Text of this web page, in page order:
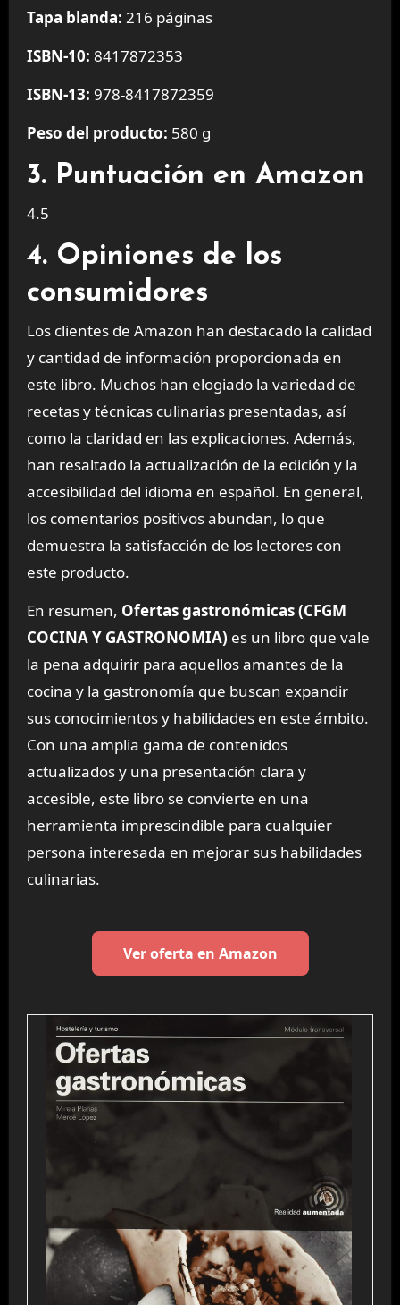
Tapa blanda: 216 páginas
ISBN-10: 8417872353
ISBN-13: 978-8417872359
Peso del producto: 580 g
3. Puntuación en Amazon
4.5
4. Opiniones de los
consumidores
Los clientes de Amazon han destacado la calidad
y cantidad de información proporcionada en
este libro. Muchos han elogiado la variedad de
recetas y técnicas culinarias presentadas, así
como la claridad en las explicaciones. Además,
han resaltado la actualización de la edición y la
accesibilidad del idioma en español. En general,
los comentarios positivos abundan, lo que
demuestra la satisfacción de los lectores con
este producto.
En resumen, Ofertas gastronómicas (CFGM
COCINA Y GASTRONOMIA) es un libro que vale
la pena adquirir para aquellos amantes de la
cocina y la gastronomía que buscan expandir
sus conocimientos y habilidades en este ámbito.
Con una amplia gama de contenidos
actualizados y una presentación clara y
accesible, este libro se convierte en una
herramienta imprescindible para cualquier
persona interesada en mejorar sus habilidades
culinarias.
Ver oferta en Amazon